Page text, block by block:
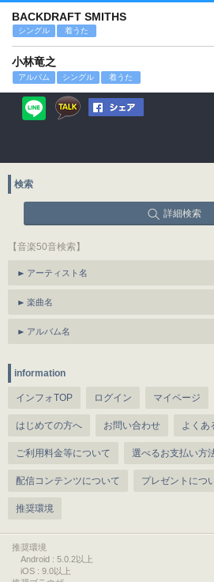
BACKDRAFT SMITHS
シングル 着うた
小林竜之
アルバム シングル 着うた
検索
詳細検索
【音楽50音検索】
アーティスト名
楽曲名
アルバム名
information
インフォTOP ログイン マイページ
はじめての方へ お問い合わせ よくあ
ご利用料金等について 選べるお支払い方
配信コンテンツについて プレゼントにつ
推奨環境
推奨環境
Android : 5.0.2以上
iOS : 9.0以上